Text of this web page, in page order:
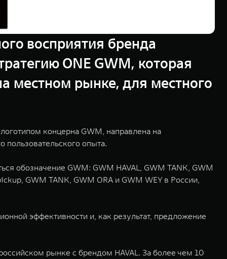
восприятия бренда
ONE GWM, которая
местном рынке, для местного
концерна GWM, направлена на
опыта.
обозначение GWM: GWM HAVAL, GWM TANK, GWM
GWM TANK, GWM ORA и GWM WEY в России,
эффективности и, как результат, предложение
рынке с брендом HAVAL. За более чем 10